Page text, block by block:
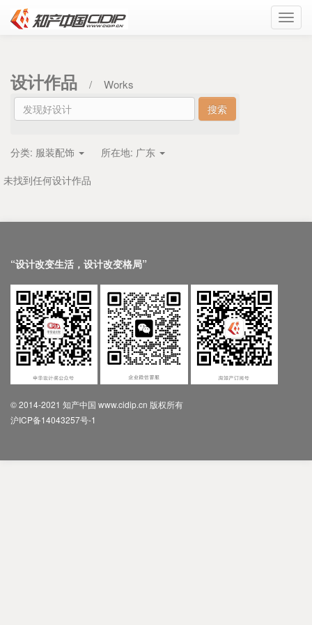
设计作品 / Works
分类: 服装配饰 所在地: 广东
未找到任何设计作品
“设计改变生活，设计改变格局”
© 2014-2021 知产中国 www.cidip.cn 版权所有
沪ICP备14043257号-1